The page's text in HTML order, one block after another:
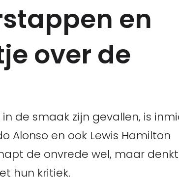
en
over de
de smaak zijn gevallen, is
Alonso en ook Lewis Hamilton
de onvrede wel, maar
hun kritiek.